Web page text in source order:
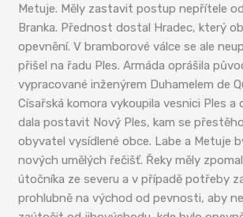
Metuje. Měly zastavit postup nepřítele
Branka. Přednost dostal Hradec, který
opevnění. V bramborové válce se ale
přišel na řadu Ples. Armáda oprášila
vypracované inženýrem Duhamelem de
Císařská komora vykoupila vesnici Ples a
dala postavit Nový Ples, kam se
obyvatel vysídlené obce. Labe a Metuje
nových umělých řečišť. Řeky měly
útočníka ze severu a v případě potřeby
prohlubně na východ od pevnosti, aby